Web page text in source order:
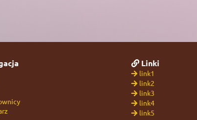
Linki
link1
link2
link3
link4
link5